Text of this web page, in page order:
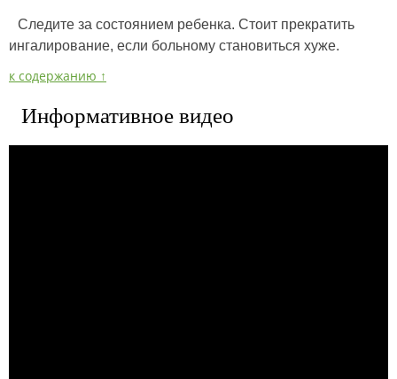
Следите за состоянием ребенка. Стоит прекратить
ингалирование, если больному становиться хуже.
к содержанию ↑
Информативное видео